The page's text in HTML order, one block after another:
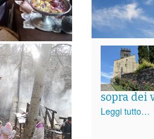
sopra dei
Leggi tutto…